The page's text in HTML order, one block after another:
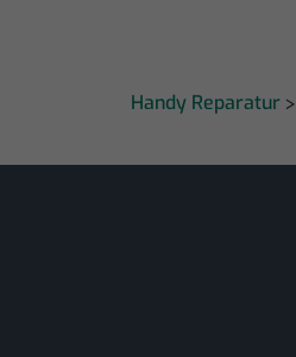
Handy Reparatur >